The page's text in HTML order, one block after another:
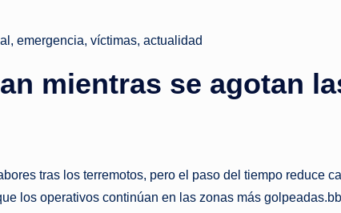
emergencia, víctimas, actualidad
mientras se agotan
tras los terremotos, pero el paso del tiempo reduce
los operativos continúan en las zonas más